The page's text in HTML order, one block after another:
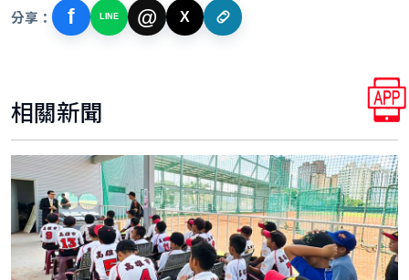
分享： f LINE @ X
相關新聞